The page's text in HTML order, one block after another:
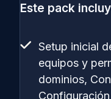
Este pack
Setup inicial
equipos y
dominios,